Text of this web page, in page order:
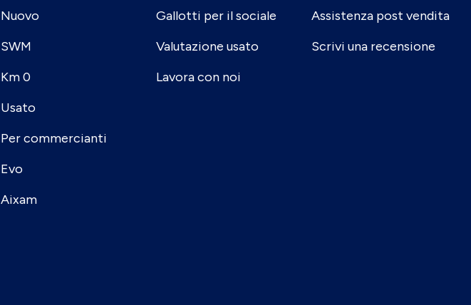
Nuovo
SWM
Km 0
Usato
Per commercianti
Evo
Aixam
Gallotti per il sociale
Valutazione usato
Lavora con noi
Assistenza post vendita
Scrivi una recensione